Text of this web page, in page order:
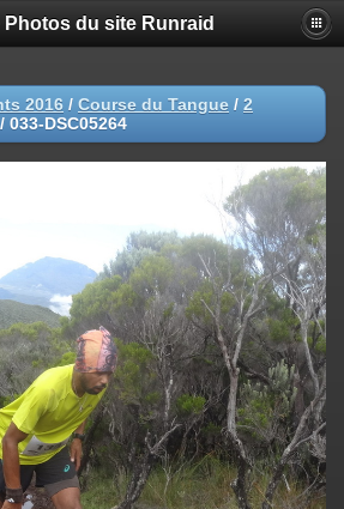
Photos du site Runraid
2016 / Course du Tangue / 2
033-DSC05264